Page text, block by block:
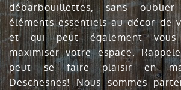
débarbouillettes, sans
éléments essentiels au décor de
et qui peut également
maximiser votre espace.
peut se faire plaisir en
Deschesnes! Nous sommes